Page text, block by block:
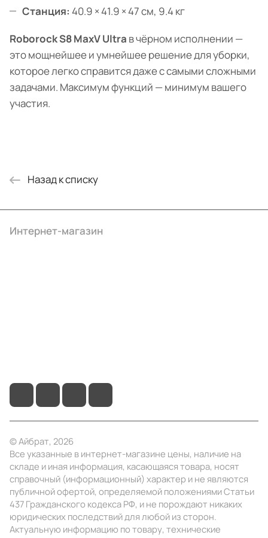
Станция: 40.9 × 41.9 × 47 см, 9.4 кг
Roborock S8 MaxV Ultra в чёрном исполнении —
это мощнейшее и умнейшее решение для уборки,
которое легко справится даже с самыми сложными
задачами. Максимум функций — минимум вашего
участия.
Назад к списку
Интернет-магазин
© Айбрат, 2026
Все указанные в интернет-магазине цены, наличие на
складе и иная информация, касающаяся товара, носят
справочный (информационный) характер и не являются
публичной офертой, определяемой положениями Статьи
437 Гражданского кодекса РФ, и не порождают никаких
юридических последствий для любой из сторон.
Актуальную информацию по товару, технические